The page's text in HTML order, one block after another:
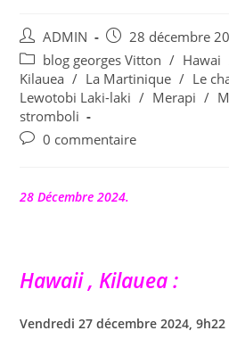
Auteur/autrice
de
la
publication :
ADMIN
Publication
publiée :
28 décembre
Post
category:
blog georges Vitton / Hawai
Kilauea / La Martinique / Le
Lewotobi Laki-laki / Merapi /
stromboli
Commentaires
publication :
0 commentaire
28 Décembre 2024.
Hawaii , Kilauea :
Vendredi 27 décembre 2024,